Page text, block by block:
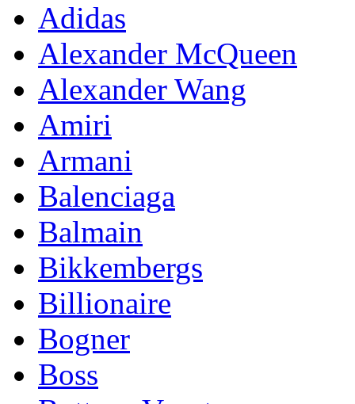
Adidas
Alexander McQueen
Alexander Wang
Amiri
Armani
Balenciaga
Balmain
Bikkembergs
Billionaire
Bogner
Boss